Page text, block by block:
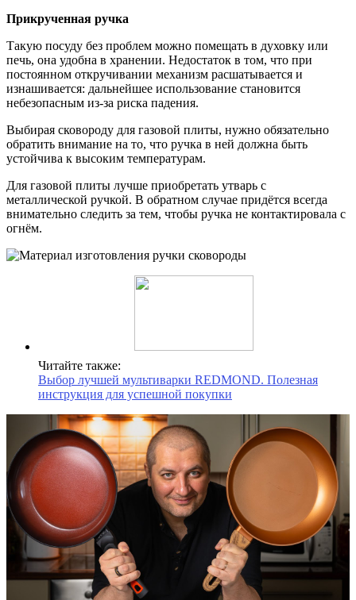
Прикрученная ручка
Такую посуду без проблем можно помещать в духовку или
печь, она удобна в хранении. Недостаток в том, что при
постоянном откручивании механизм расшатывается и
изнашивается: дальнейшее использование становится
небезопасным из-за риска падения.
Выбирая сковороду для газовой плиты, нужно обязательно
обратить внимание на то, что ручка в ней должна быть
устойчива к высоким температурам.
Для газовой плиты лучше приобретать утварь с
металлической ручкой. В обратном случае придётся всегда
внимательно следить за тем, чтобы ручка не контактировала с
огнём.
Читайте также:
Выбор лучшей мультиварки REDMOND. Полезная
инструкция для успешной покупки